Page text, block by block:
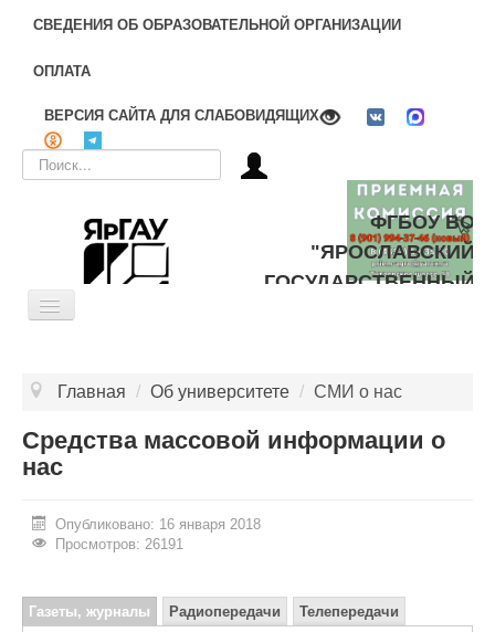
СВЕДЕНИЯ ОБ ОБРАЗОВАТЕЛЬНОЙ ОРГАНИЗАЦИИ
ОПЛАТА
ВЕРСИЯ САЙТА ДЛЯ СЛАБОВИДЯЩИХ
Искать...
ФГБОУ ВО
"ЯРОСЛАВСКИЙ
ГОСУДАРСТВЕННЫЙ
Toggle
ЦЕЛЕВОЕ ОБУЧЕНИЕ
ДОПОЛНИТЕЛЬНОЕ ОБРАЗОВАНИЕ
ИНОСТРАННЫМ ГРАЖДАНАМ
АБИТУРИЕНТУ
Главная / Об университете / СМИ о нас
Средства массовой информации о
нас
Опубликовано: 16 января 2018
Просмотров: 26191
Газеты, журналы Радиопередачи
Телепередачи